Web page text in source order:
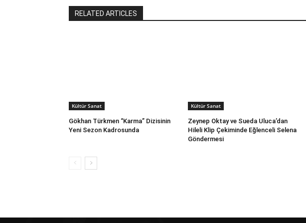
RELATED ARTICLES
Kültür Sanat
Gökhan Türkmen “Karma” Dizisinin
Yeni Sezon Kadrosunda
Kültür Sanat
Zeynep Oktay ve Sueda Uluca’dan
Hileli Klip Çekiminde Eğlenceli Selena
Göndermesi